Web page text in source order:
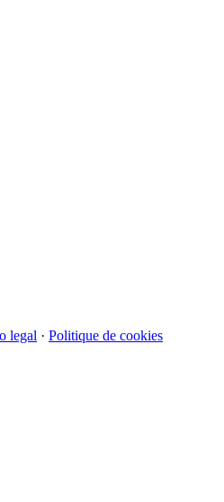
legal · Politique de cookies